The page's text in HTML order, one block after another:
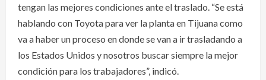
tengan las mejores condiciones ante el traslado. “Se está
hablando con Toyota para ver la planta en Tijuana como
va a haber un proceso en donde se van a ir trasladando a
los Estados Unidos y nosotros buscar siempre la mejor
condición para los trabajadores”, indicó.